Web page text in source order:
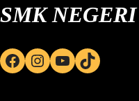
SMK
Facebook Instagram YouTube TikTok